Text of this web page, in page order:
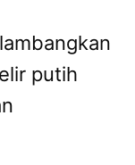
putih